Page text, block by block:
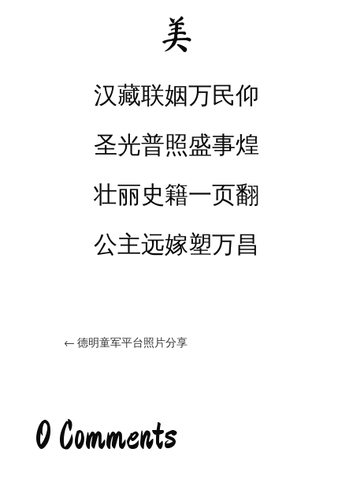
美
汉藏联姻万民仰
圣光普照盛事煌
壮丽史籍一页翻
公主远嫁塑万昌
← 德明童军平台照片分享
0 Comments